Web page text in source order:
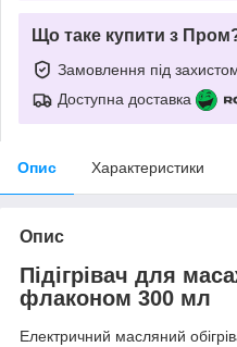
Що таке купити з
Замовлення під
Доступна доставка
Опис Характеристики
Опис
Підігрівач для
флаконом 300 мл
Електричний масляний